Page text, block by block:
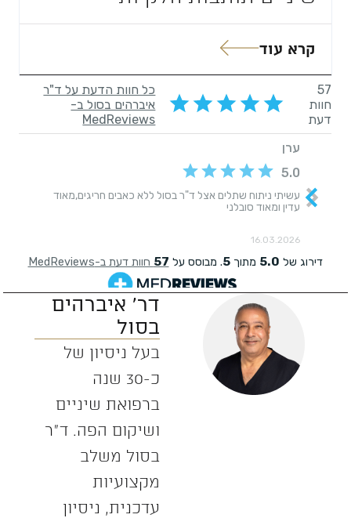
קרא עוד
דר' איברהים
בסול
בעל ניסיון של
כ-30 שנה
ברפואת שיניים
ושיקום הפה. ד”ר
בסול משלב
מקצועיות
עדכנית, ניסיון